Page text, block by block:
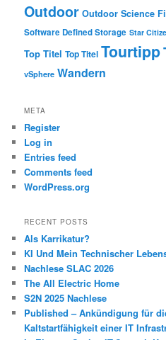
Outdoor Outdoor Science
Software Defined Storage Star
Top Titel Top Titel Tourtipp
vSphere Wandern
META
Register
Log in
Entries feed
Comments feed
WordPress.org
RECENT POSTS
Als Karrikatur?
KI Und Mein Technischer
Nachlese SLAC 2026
The All Electric Home
S2N 2025 Nachlese
Published – Ankündigung für
Kaltstartfähigkeit einer IT